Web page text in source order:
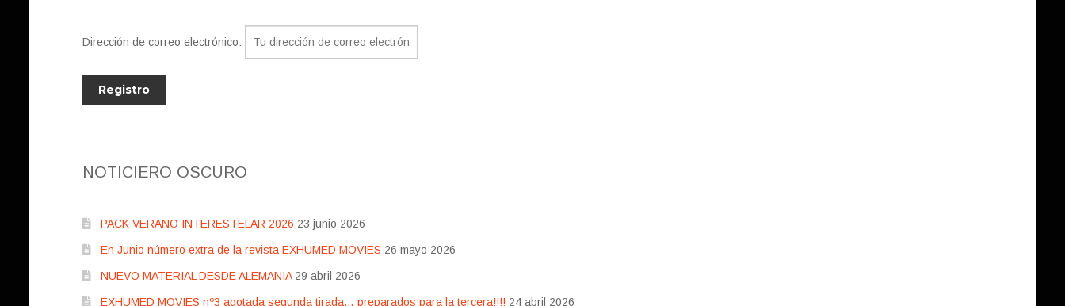
Dirección de correo electrónico:
NOTICIERO OSCURO
PACK VERANO INTERESTELAR 2026 23 junio 2026
En Junio número extra de la revista EXHUMED MOVIES 26 mayo 2026
NUEVO MATERIAL DESDE ALEMANIA 29 abril 2026
EXHUMED MOVIES nº3 agotada segunda tirada… preparados para la tercera!!!! 24 abril 2026